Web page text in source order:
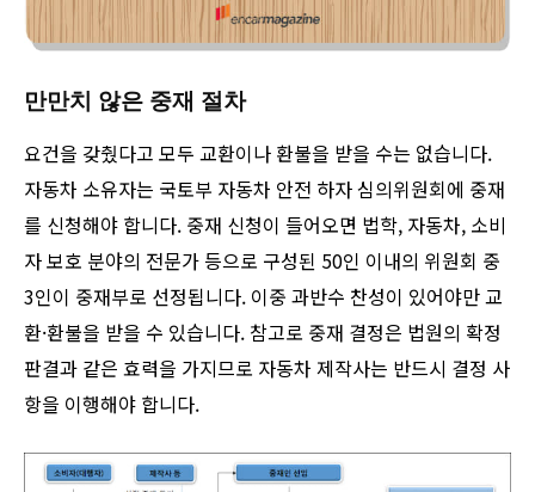
만만치 않은 중재 절차
요건을 갖췄다고 모두 교환이나 환불을 받을 수는 없습니다.
자동차 소유자는 국토부 자동차 안전 하자 심의위원회에 중재
를 신청해야 합니다. 중재 신청이 들어오면 법학, 자동차, 소비
자 보호 분야의 전문가 등으로 구성된 50인 이내의 위원회 중
3인이 중재부로 선정됩니다. 이중 과반수 찬성이 있어야만 교
환·환불을 받을 수 있습니다. 참고로 중재 결정은 법원의 확정
판결과 같은 효력을 가지므로 자동차 제작사는 반드시 결정 사
항을 이행해야 합니다.